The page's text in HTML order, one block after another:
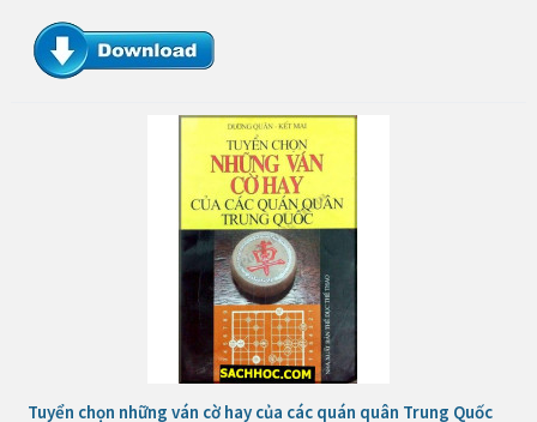
Tuyển chọn những ván cờ hay của các quán quân Trung Quốc